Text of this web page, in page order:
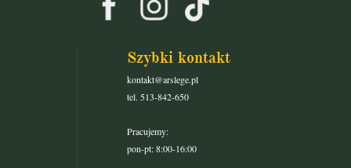
Szybki kontakt
kontakt@arslege.pl
tel. 513-842-650
Pracujemy:
pon-pt: 8:00-16:00